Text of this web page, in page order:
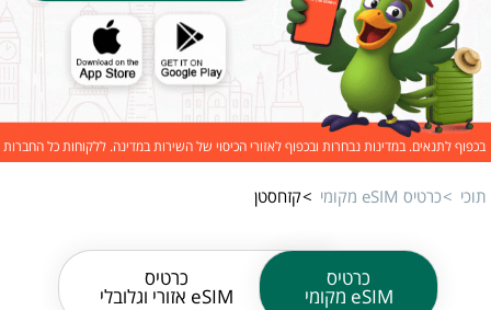
בכפוף לתנאים. במדינות נבחרות ובכפוף לאזורי הכיסוי של השירות במדינה. ללקוחות כל החברות
תוכי כרטיס eSIM מקומי קזחסטן
כרטיס
eSIM מקומי
כרטיס
eSIM אזורי וגלובלי